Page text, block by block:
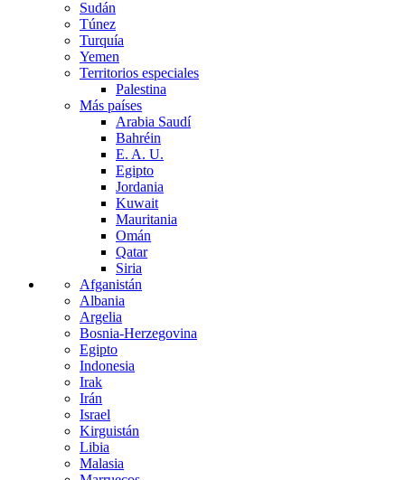
Sudán
Túnez
Turquía
Yemen
Territorios especiales
Palestina
Más países
Arabia Saudí
Bahréin
E. A. U.
Egipto
Jordania
Kuwait
Mauritania
Omán
Qatar
Siria
Afganistán
Albania
Argelia
Bosnia-Herzegovina
Egipto
Indonesia
Irak
Irán
Israel
Kirguistán
Libia
Malasia